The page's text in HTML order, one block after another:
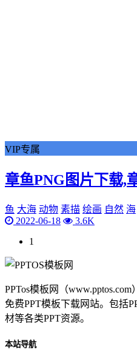
VIP专属
章鱼PNG图片下载,
鱼 大海 动物 素描 绘画 自然 海
2022-06-18
3.6K
1
PPTos模板网（
免费PPT模板下载网站。包括
材等各类PPT资源。
本站导航